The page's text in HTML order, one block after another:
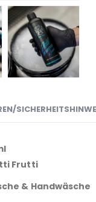
Frutti
& Handwäsche